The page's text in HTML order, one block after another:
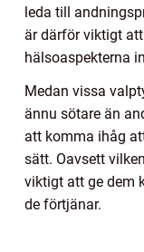
leda till
är därför viktigt
hälsoaspekterna
Medan vissa
ännu sötare än
att komma ihåg
sätt. Oavsett
viktigt att ge dem
de förtjänar.